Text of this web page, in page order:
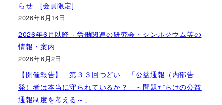
らせ [会員限定]
2026年6月16日
2026年6月以降～労働関連の研究会・シンポジウム等の
情報・案内
2026年6月2日
【開催報告】 第３３回つどい 「公益通報（内部告
発）者は本当に守られているか？ ～問題だらけの公益
通報制度を考える～」